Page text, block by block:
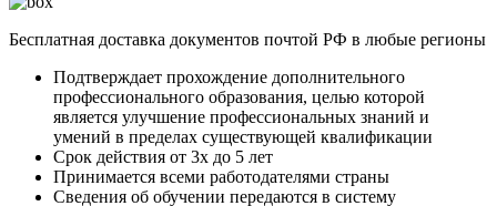
Бесплатная доставка документов почтой РФ в любые регионы
Подтверждает прохождение дополнительного
профессионального образования, целью которой
является улучшение профессиональных знаний и
умений в пределах существующей квалификации
Срок действия от 3х до 5 лет
Принимается всеми работодателями страны
Сведения об обучении передаются в систему